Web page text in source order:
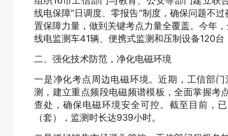
线电保障“日调度、零报告”制度，确保问题不
置保障力量，做到关键考点力量全覆盖。今年
线电监测车41辆、便携式监测和压制设备120台
二、强化技术防范，净化电磁环境
一是净化考点周边电磁环境。近期，工信部
测，建立重点频段电磁频谱模板，全面掌握考
查处，确保电磁环境安全可控。截至目前，
（套），监测时长达939小时。